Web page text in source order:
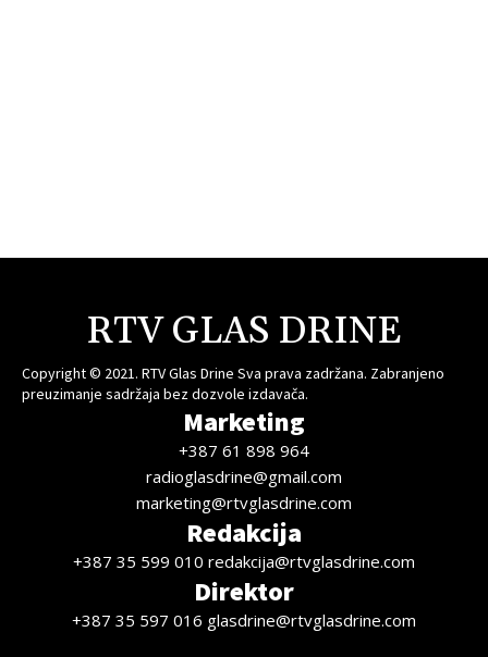
RTV GLAS DRINE
Copyright © 2021. RTV Glas Drine Sva prava zadržana. Zabranjeno
preuzimanje sadržaja bez dozvole izdavača.
Marketing
+387 61 898 964
radioglasdrine@gmail.com
marketing@rtvglasdrine.com
Redakcija
+387 35 599 010 redakcija@rtvglasdrine.com
Direktor
+387 35 597 016 glasdrine@rtvglasdrine.com